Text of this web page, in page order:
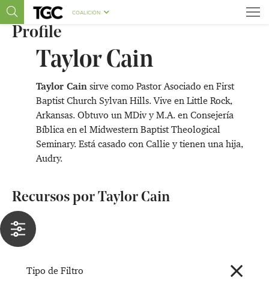
COALICIÓN
Profile
Taylor Cain
Taylor Cainsirve como Pastor Asociado en First
Baptist Church Sylvan Hills. Vive en Little Rock,
Arkansas. Obtuvo un MDiv y M.A. en Consejería
Bíblica en el Midwestern Baptist Theological
Seminary. Está casado con Callie y tienen una hija,
Audry.
Recursos por Taylor Cain
Tipo de Filtro